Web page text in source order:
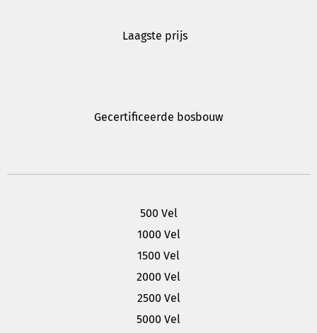
Laagste prijs
Gecertificeerde bosbouw
500 Vel
1000 Vel
1500 Vel
2000 Vel
2500 Vel
5000 Vel